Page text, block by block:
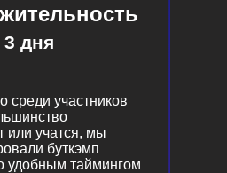
3 дня
среди участников
или учатся, мы
буткэмп
удобным таймингом